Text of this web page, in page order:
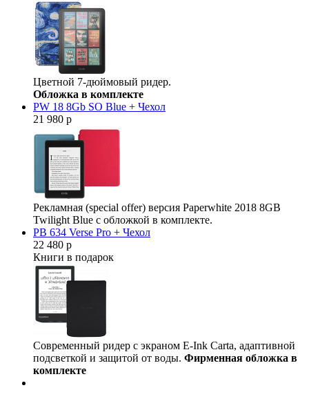
Цветной 7-дюймовый ридер.
Обложка в комплекте
PW 18 8Gb SO Blue + Чехол
21 980 р
Рекламная (special offer) версия Paperwhite 2018 8GB
Twilight Blue с обложкой в комплекте.
PB 634 Verse Pro + Чехол
22 480 р
Книги в подарок
Современный ридер с экраном E-Ink Carta, адаптивной
подсветкой и защитой от воды. Фирменная обложка в
комплекте